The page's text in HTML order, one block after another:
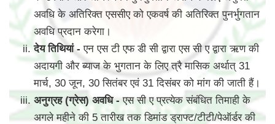
अवधि के अतिरिक्त एससीए को एकवर्ष की अतिरिक्त पुनर्भुगतान
अवधि प्रदान करेगा।
देय तिथियां -एन एस टी एफ डी सी द्वारा एस सी ए द्वारा ऋण की
अदायगी और ब्याज के भुगतान के लिए त्रै मासिक अर्थात् 31
मार्च, 30 जून, 30 सितंबर एवं 31 दिसंबर को मांग की जाती हैं।
अनुग्रह (ग्रेस) अवधि -एस सी ए प्रत्येक संबंधित तिमाही के
अगले महीने की 5 तारीख तक डिमांड ड्राफ्ट/टीटी/पेऑर्डर की